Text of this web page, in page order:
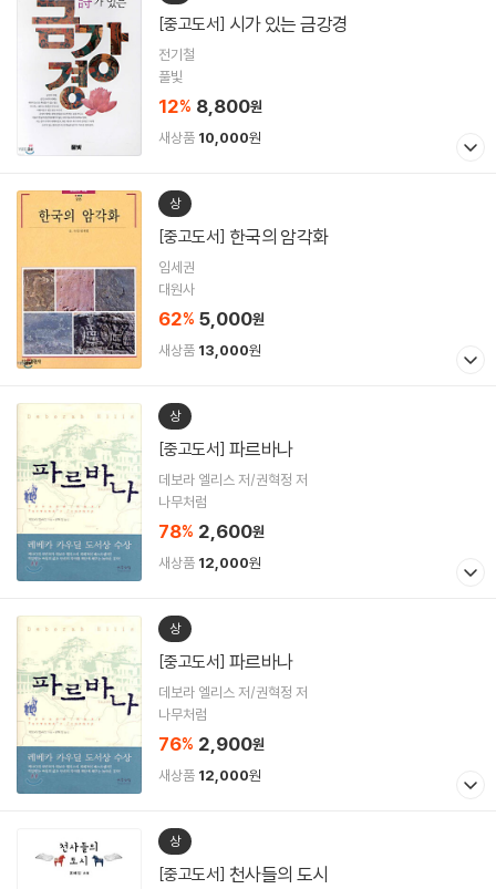
[중고도서] 시가 있는 금강경
전기철
풀빛
12% 8,800원
새상품 10,000원
상
[중고도서] 한국의 암각화
임세권
대원사
62% 5,000원
새상품 13,000원
상
[중고도서] 파르바나
데보라 엘리스 저/권혁정 저
나무처럼
78% 2,600원
새상품 12,000원
상
[중고도서] 파르바나
데보라 엘리스 저/권혁정 저
나무처럼
76% 2,900원
새상품 12,000원
상
[중고도서] 천사들의 도시